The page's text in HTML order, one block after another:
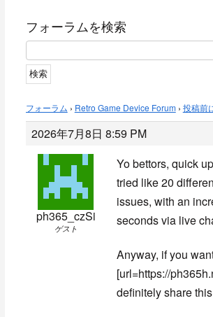
フォーラムを検索
フォーラム › Retro Game Device Forum › 投稿前
2026年7月8日 8:59 PM
ph365_czSi
ゲスト
Yo bettors, quick
tried like 20
issues, with an
seconds via live
Anyway, if you
[url=https://
definitely share